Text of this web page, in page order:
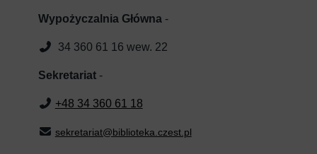
Wypożyczalnia Główna-
34 360 61 16 wew. 22
Sekretariat-
+48 34 360 61 18
sekretariat@biblioteka.czest.pl